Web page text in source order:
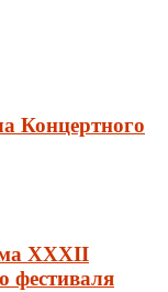
Концертного
XXXII
фестиваля